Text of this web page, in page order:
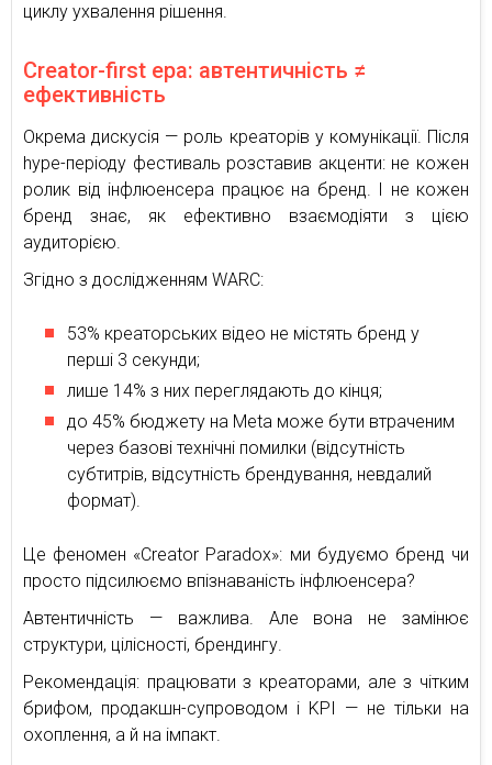
циклу ухвалення рішення.
Creator-first ера: автентичність ≠
ефективність
Окрема дискусія — роль креаторів у комунікації. Після
hype-періоду фестиваль розставив акценти: не кожен
ролик від інфлюенсера працює на бренд. І не кожен
бренд знає, як ефективно взаємодіяти з цією
аудиторією.
Згідно з дослідженням WARC:
53% креаторських відео не містять бренд у
перші 3 секунди;
лише 14% з них переглядають до кінця;
до 45% бюджету на Meta може бути втраченим
через базові технічні помилки (відсутність
субтитрів, відсутність брендування, невдалий
формат).
Це феномен «Creator Paradox»: ми будуємо бренд чи
просто підсилюємо впізнаваність інфлюенсера?
Автентичність — важлива. Але вона не замінює
структури, цілісності, брендингу.
Рекомендація: працювати з креаторами, але з чітким
брифом, продакшн-супроводом і KPI — не тільки на
охоплення, а й на імпакт.